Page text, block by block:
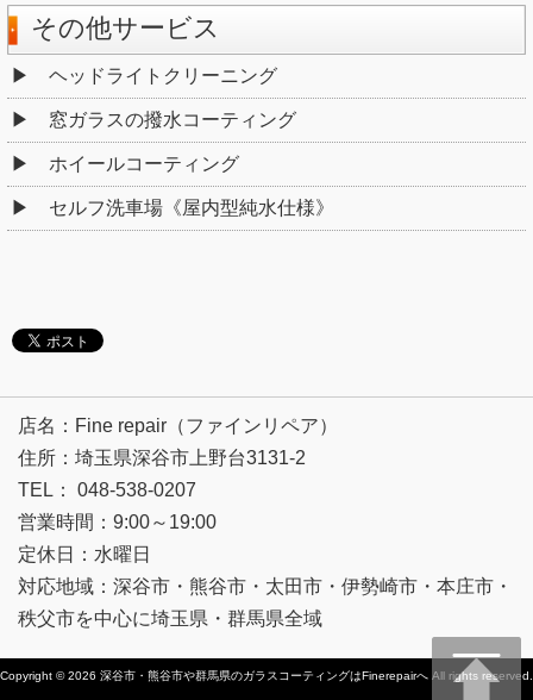
その他サービス
ヘッドライトクリーニング
窓ガラスの撥水コーティング
ホイールコーティング
セルフ洗車場《屋内型純水仕様》
店名：Fine repair（ファインリペア）
住所：埼玉県深谷市上野台3131-2
TEL： 048-538-0207
営業時間：9:00～19:00
定休日：水曜日
対応地域：深谷市・熊谷市・太田市・伊勢崎市・本庄市・
秩父市を中心に埼玉県・群馬県全域
Copyright © 2026 深谷市・熊谷市や群馬県のガラスコーティングはFinerepairへ All rights reserved.